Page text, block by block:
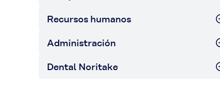
Recursos humanos
Administración
Dental Noritake